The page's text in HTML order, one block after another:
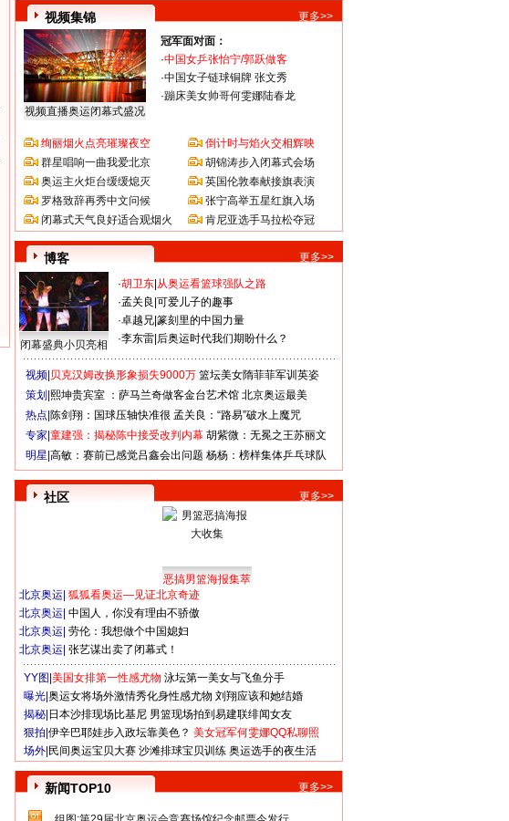
视频集锦 更多>>
视频直播奥运闭幕式盛况
冠军面对面：
·中国女乒张怡宁/郭跃做客
·中国女子链球铜牌 张文秀
·蹦床美女帅哥何雯娜陆春龙
绚丽烟火点亮璀璨夜空
群星唱响一曲我爱北京
奥运主火炬台缓缓熄灭
罗格致辞再秀中文问候
闭幕式天气良好适合观烟火
倒计时与焰火交相辉映
胡锦涛步入闭幕式会场
英国伦敦奉献接旗表演
张宁高举五星红旗入场
肯尼亚选手马拉松夺冠
博客 更多>>
闭幕盛典小贝亮相
·胡卫东 从奥运看篮球强队之路
·孟关良 可爱儿子的趣事
·卓越兄 篆刻里的中国力量
·李东雷 后奥运时代我们期盼什么？
视频| 贝克汉姆改换形象损失9000万 篮坛美女隋菲菲军训英姿
策划| 熙坤贵宾室 ：萨马兰奇做客金台艺术馆 北京奥运最美
热点| 陈剑翔：国球压轴快准很 孟关良：“路易”破水上魔咒
专家| 童建强：揭秘陈中接受改判内幕 胡紫微：无冕之王苏丽文
明星| 高敏：赛前已感觉吕鑫会出问题 杨杨：榜样集体乒乓球队
社区 更多>>
恶搞男篮海报集萃
北京奥运 狐狐看奥运—见证北京奇迹
北京奥运 中国人，你没有理由不骄傲
北京奥运 劳伦：我想做个中国媳妇
北京奥运 张艺谋出卖了闭幕式！
YY图| 美国女排第一性感尤物 泳坛第一美女与飞鱼分手
曝光| 奥运女将场外激情秀化身性感尤物 刘翔应该和她结婚
揭秘| 日本沙排现场比基尼 男篮现场拍到易建联绯闻女友
狠拍| 伊辛巴耶娃步入政坛靠美色？ 美女冠军何雯娜QQ私聊照
场外| 民间奥运宝贝大赛 沙滩排球宝贝训练 奥运选手的夜生活
新闻TOP10 更多>>